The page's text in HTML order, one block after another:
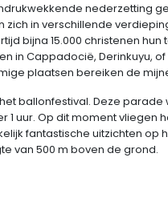
nederzetting
in verschillende
bijna 15.000 christenen
in Cappadocië, Derinkuyu,
plaatsen bereiken de
ballonfestival. Deze
1 uur. Op dit moment
fantastische uitzichten
van 500 m boven de grond.